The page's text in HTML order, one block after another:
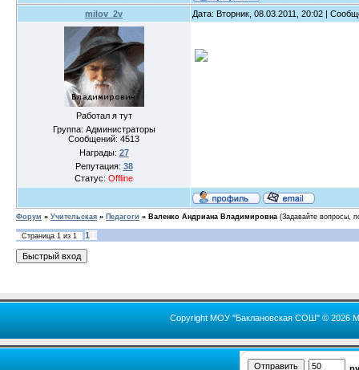
milov_2v Дата: Вторник, 08.03.2011, 20:02 |
Работал я тут
Группа: Администраторы
Сообщений: 4513
Награды: 27
Репутация: 38
Статус: Offline
Форум » Учительская » Педагоги » Валенко Андриана Владимировна (Задавайте вопросы,
Страница 1 из 1 1
Copyright МОУ "Баклановская СОШ" © 2026